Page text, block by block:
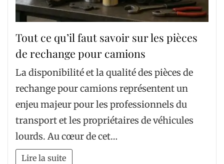
Tout ce qu’il faut savoir sur les pièces
de rechange pour camions
La disponibilité et la qualité des pièces de
rechange pour camions représentent un
enjeu majeur pour les professionnels du
transport et les propriétaires de véhicules
lourds. Au cœur de cet…
Lire la suite